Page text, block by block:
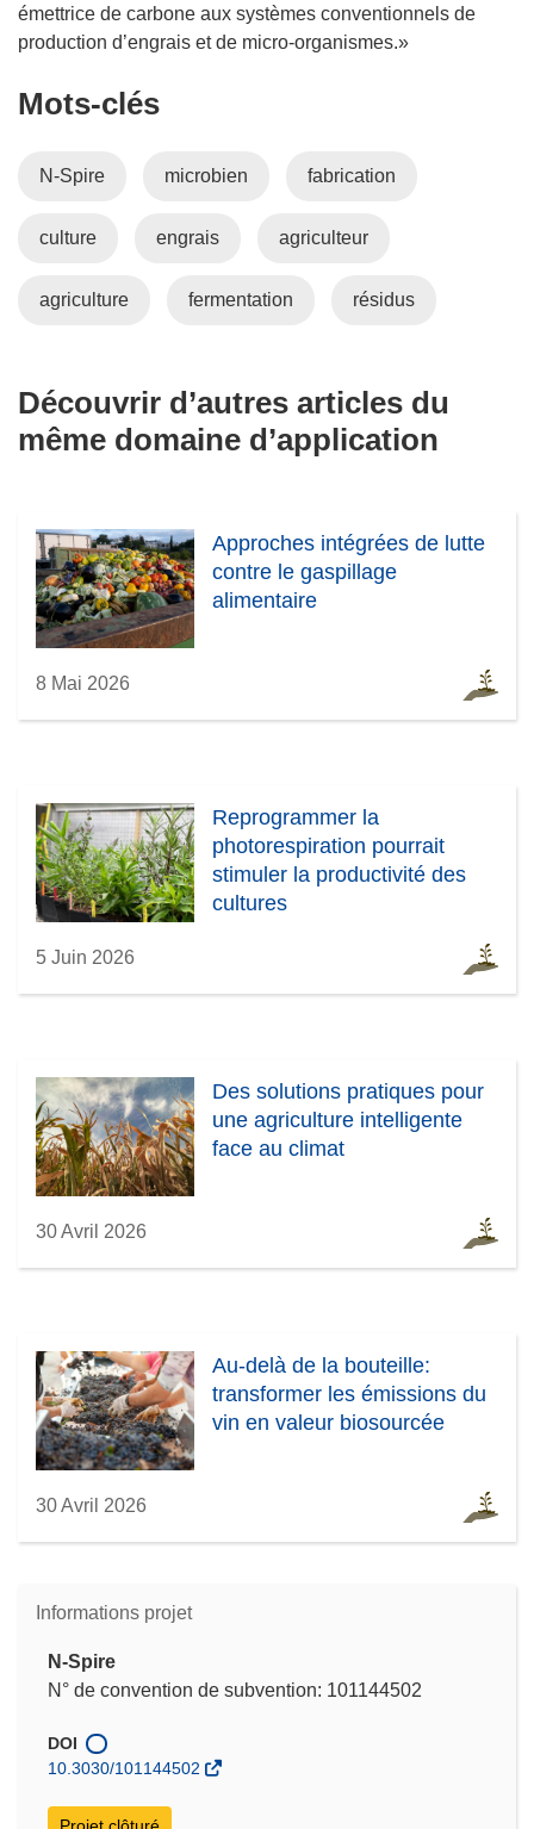
émettrice de carbone aux systèmes conventionnels de
production d’engrais et de micro-organismes.»
Mots‑clés
N-Spire microbien fabrication
culture engrais agriculteur
agriculture fermentation résidus
Découvrir d’autres articles du
même domaine d’application
Approches intégrées de lutte
contre le gaspillage
alimentaire
8 Mai 2026
Reprogrammer la
photorespiration pourrait
stimuler la productivité des
cultures
5 Juin 2026
Des solutions pratiques pour
une agriculture intelligente
face au climat
30 Avril 2026
Au-delà de la bouteille:
transformer les émissions du
vin en valeur biosourcée
30 Avril 2026
Informations projet
N-Spire
N° de convention de subvention: 101144502
DOI
10.3030/101144502